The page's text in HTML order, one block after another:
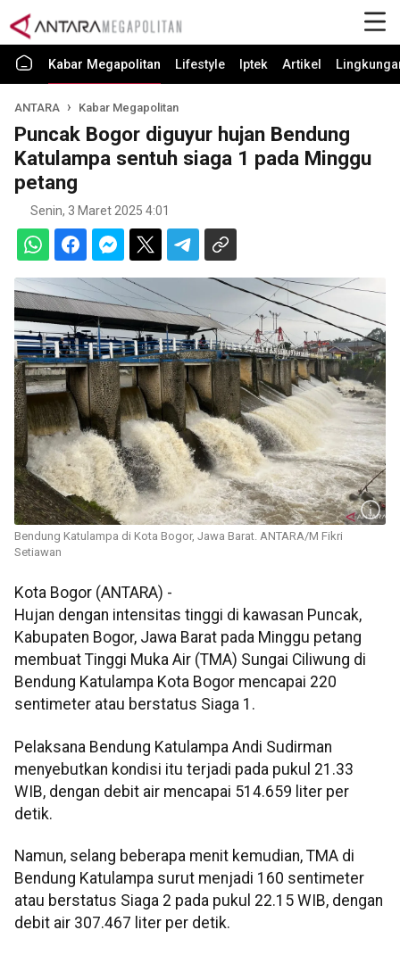
Kabar Megapolitan Lifestyle Iptek Artikel
ANTARA Kabar Megapolitan
Puncak Bogor diguyur hujan Bendung
Katulampa sentuh siaga 1 pada Minggu
petang
Senin, 3 Maret 2025 4:01
Bendung Katulampa di Kota Bogor, Jawa Barat. ANTARA/M Fikri
Setiawan
Kota Bogor (ANTARA) -
Hujan dengan intensitas tinggi di kawasan Puncak,
Kabupaten Bogor, Jawa Barat pada Minggu petang
membuat Tinggi Muka Air (TMA) Sungai Ciliwung di
Bendung Katulampa Kota Bogor mencapai 220
sentimeter atau berstatus Siaga 1.
Pelaksana Bendung Katulampa Andi Sudirman
menyebutkan kondisi itu terjadi pada pukul 21.33
WIB, dengan debit air mencapai 514.659 liter per
detik.
Namun, selang beberapa menit kemudian, TMA di
Bendung Katulampa surut menjadi 160 sentimeter
atau berstatus Siaga 2 pada pukul 22.15 WIB, dengan
debit air 307.467 liter per detik.